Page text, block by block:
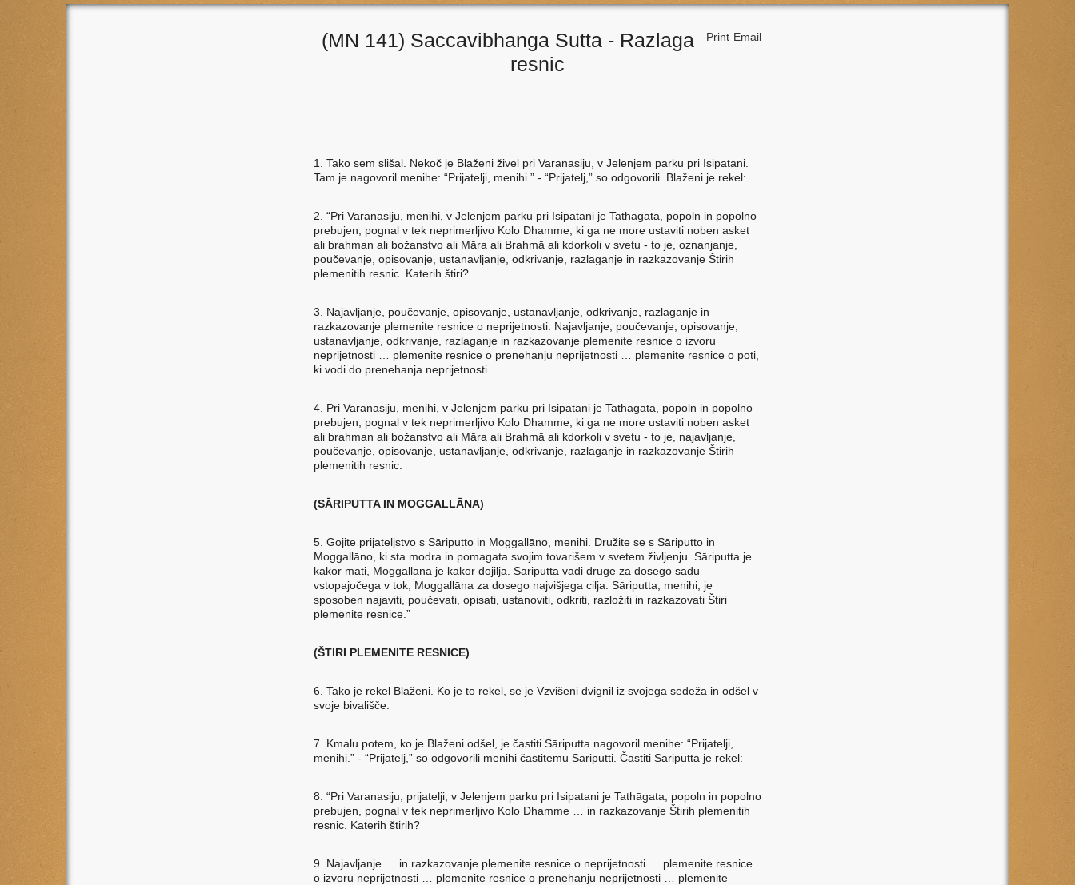
Email
Print
(MN 141) Saccavibhanga Sutta - Razlaga
resnic
1. Tako sem slišal. Nekoč je Blaženi živel pri Varanasiju, v Jelenjem parku pri Isipatani.
Tam je nagovoril menihe: “Prijatelji, menihi.” - “Prijatelj,” so odgovorili. Blaženi je rekel:
2. “Pri Varanasiju, menihi, v Jelenjem parku pri Isipatani je Tathāgata, popoln in popolno
prebujen, pognal v tek neprimerljivo Kolo Dhamme, ki ga ne more ustaviti noben asket
ali brahman ali božanstvo ali Māra ali Brahmā ali kdorkoli v svetu - to je, oznanjanje,
poučevanje, opisovanje, ustanavljanje, odkrivanje, razlaganje in razkazovanje Štirih
plemenitih resnic. Katerih štiri?
3. Najavljanje, poučevanje, opisovanje, ustanavljanje, odkrivanje, razlaganje in
razkazovanje plemenite resnice o neprijetnosti. Najavljanje, poučevanje, opisovanje,
ustanavljanje, odkrivanje, razlaganje in razkazovanje plemenite resnice o izvoru
neprijetnosti … plemenite resnice o prenehanju neprijetnosti … plemenite resnice o poti,
ki vodi do prenehanja neprijetnosti.
4. Pri Varanasiju, menihi, v Jelenjem parku pri Isipatani je Tathāgata, popoln in popolno
prebujen, pognal v tek neprimerljivo Kolo Dhamme, ki ga ne more ustaviti noben asket
ali brahman ali božanstvo ali Māra ali Brahmā ali kdorkoli v svetu - to je, najavljanje,
poučevanje, opisovanje, ustanavljanje, odkrivanje, razlaganje in razkazovanje Štirih
plemenitih resnic.
(SᾹRIPUTTA IN MOGGALLᾹNA)
5. Gojite prijateljstvo s Sāriputto in Moggallāno, menihi. Družite se s Sāriputto in
Moggallāno, ki sta modra in pomagata svojim tovarišem v svetem življenju. Sāriputta je
kakor mati, Moggallāna je kakor dojilja. Sāriputta vadi druge za dosego sadu
vstopajočega v tok, Moggallāna za dosego najvišjega cilja. Sāriputta, menihi, je
sposoben najaviti, poučevati, opisati, ustanoviti, odkriti, razložiti in razkazovati Štiri
plemenite resnice.”
(ŠTIRI PLEMENITE RESNICE)
6. Tako je rekel Blaženi. Ko je to rekel, se je Vzvišeni dvignil iz svojega sedeža in odšel v
svoje bivališče.
7. Kmalu potem, ko je Blaženi odšel, je častiti Sāriputta nagovoril menihe: “Prijatelji,
menihi.” - “Prijatelj,” so odgovorili menihi častitemu Sāriputti. Častiti Sāriputta je rekel:
8. “Pri Varanasiju, prijatelji, v Jelenjem parku pri Isipatani je Tathāgata, popoln in popolno
prebujen, pognal v tek neprimerljivo Kolo Dhamme … in razkazovanje Štirih plemenitih
resnic. Katerih štirih?
9. Najavljanje … in razkazovanje plemenite resnice o neprijetnosti … plemenite resnice
o izvoru neprijetnosti … plemenite resnice o prenehanju neprijetnosti … plemenite